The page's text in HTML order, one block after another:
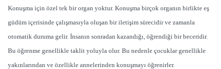
Konuşma için özel tek bir organ yoktur. Konuşma birçok organın birlikte eş
güdüm içerisinde çalışmasıyla oluşan bir iletişim sürecidir ve zamanla
otomatik duruma gelir. İnsanın sonradan kazandığı, öğrendiği bir beceridir.
Bu öğrenme genellikle taklit yoluyla olur. Bu nedenle çocuklar genellikle
yakınlarından ve özellikle annelerinden konuşmayı öğrenirler.